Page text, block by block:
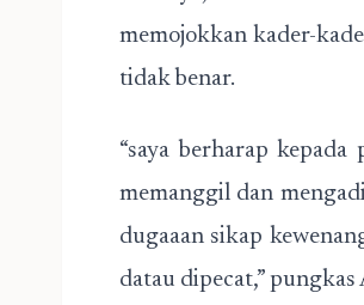
memojokkan kader-
tidak benar.
“saya berharap
memanggil dan
dugaaan sikap
datau dipecat,”